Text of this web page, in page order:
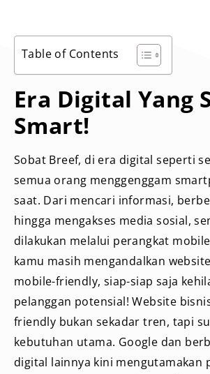
Table of Contents
Era Digital Yang
Smart!
Sobat Breef, di era digital seperti
semua orang menggenggam
saat. Dari mencari informasi,
hingga mengakses media sosial,
dilakukan melalui perangkat
kamu masih mengandalkan
mobile-friendly, siap-siap saja
pelanggan potensial! Website
friendly bukan sekadar tren, tapi
kebutuhan utama. Google dan
digital lainnya kini mengutamakan